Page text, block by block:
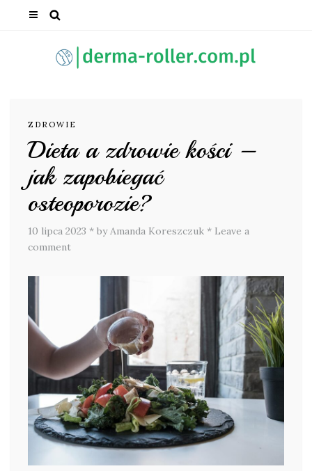
ZDROWIE
Dieta a zdrowie kości –
jak zapobiegać
osteoporozie?
10 lipca 2023 * by Amanda Koreszczuk * Leave a
comment